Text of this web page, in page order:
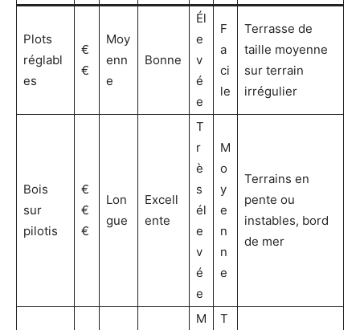
Plots
réglabl
es
€
€
Moy
enn
e
Bonne
Él
e
v
é
e
F
a
ci
le
Terrasse de
taille moyenne
sur terrain
irrégulier
Bois
sur
pilotis
€
€
€
Lon
gue
Excell
ente
T
r
è
s
él
e
v
é
e
M
o
y
e
n
n
e
Terrains en
pente ou
instables, bord
de mer
M
T